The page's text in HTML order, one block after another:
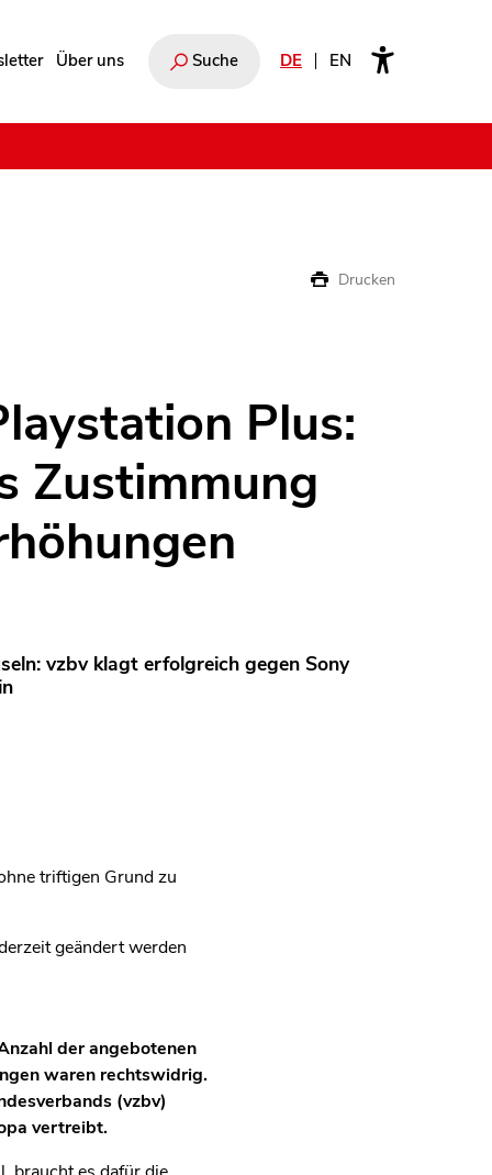
Über uns Suche DE EN
Drucken
Plus:
Zustimmung
vzbv klagt erfolgreich gegen Sony
triftigen Grund zu
geändert werden
der angebotenen
waren rechtswidrig.
(vzbv)
vertreibt.